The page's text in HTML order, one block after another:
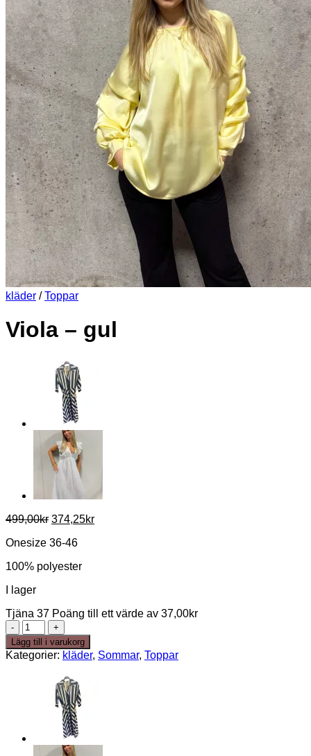
kläder / Toppar
Viola – gul
499,00kr Det
priset
499,00kr.
374,25krDet
Onesize 36-46
100% polyester
I lager
Tjäna 37 Poäng till ett värde av 37,00kr
Viola
-
gul
mängd
Lägg till i varukorg
Kategorier: kläder, Sommar, Toppar